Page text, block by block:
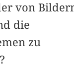
von
die
zu